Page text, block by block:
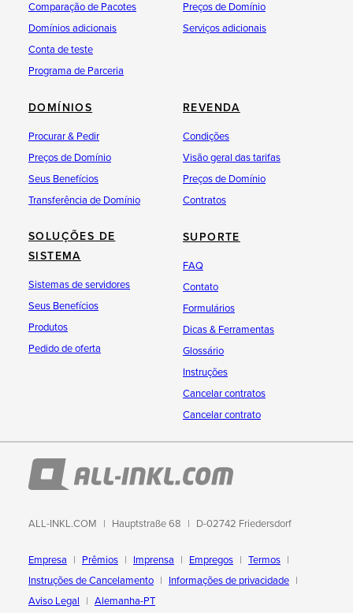
Comparação de Pacotes
Domínios adicionais
Conta de teste
Programa de Parceria
Preços de Domínio
Serviços adicionais
DOMÍNIOS
Procurar & Pedir
Preços de Domínio
Seus Benefícios
Transferência de Domínio
REVENDA
Condições
Visão geral das tarifas
Preços de Domínio
Contratos
SOLUÇÕES DE
SISTEMA
Sistemas de servidores
Seus Benefícios
Produtos
Pedido de oferta
SUPORTE
FAQ
Contato
Formulários
Dicas & Ferramentas
Glossário
Instruções
Cancelar contratos
Cancelar contrato
ALL-INKL.COM Hauptstraße 68 D-02742 Friedersdorf
Empresa Prêmios Imprensa Empregos
Termos
Instruções de Cancelamento
Informações de privacidade
Aviso Legal
Alemanha-PT